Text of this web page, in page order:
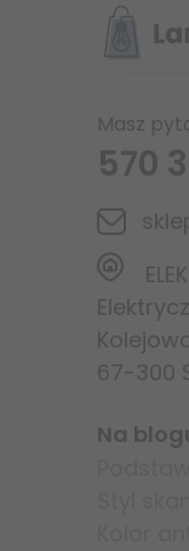
Masz
570
67-300
Na